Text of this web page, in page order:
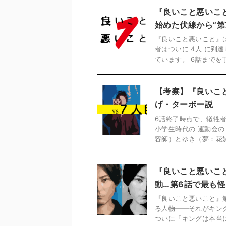
『良いこと悪い
始めた伏線から“
『良いこと悪いこと
者はついに 4人 に到
ています。 6話までを
【考察】『良い
げ・ターボー説
6話終了時点で、犠牲
小学生時代の 運動会
容師）とゆき（夢：
『良いこと悪い
動…第6話で最も
『良いこと悪いこと
る人物――それがキン
ついに「キングは本当